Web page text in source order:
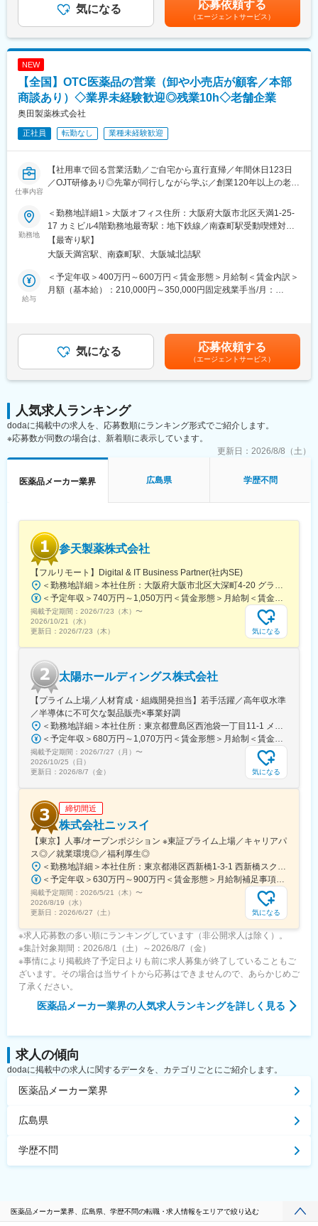
・基本土日祝休み／年3回の大型連休あり
・残業20h以内
・転居を伴う転勤はありません
■やりがい：
・最近、健康のことで困っていることがないかなど、親身にお話
を聞くことで、お客様と信頼関係を築き、お客様の健康管理に貢
献することができます。
・「この薬すごく効き目があって良かったよ。」「こないだのリ
ンゴ酢美味しかった！ちょうどまた買おうと思ってたの。来てく
れてありがとう。」など、「ありがとう」という言葉が一番のや
りがいです。
変更の範囲：会社の定める業務
※一部、新たに配置薬を置いていただくお客様への訪問がありま
す。
└配置薬は無料でおけるので、お客様も抵抗なく置いてくれる製
を身につけます。
・入社2週間～1カ月 ： 先輩社員に同行し、仕事の流れを学びま
キルを習得します。
・入社1カ月以降 ： 慣れてきたら独り立ち。既存のお客様をメイ
ンに訪問します。
★困ったら先輩社員に相談しやすい雰囲気です！
＜専門資格を取得できる＞
・入社後は、医薬品販売の専門知識を身につけるために、登録販
・資格取得後は、資格手当として給与にも反映されます。
・スケジュールに合わせて直行直帰可
・転居を伴う転勤はありません
■やりがい：
・最近、健康のことで困っていることがないかなど、親身にお話
献することができます。
ンゴ酢美味しかった！ちょうどまた買おうと思ってたの。来てく
れてありがとう。」など、「ありがとう」という言葉が一番のや
りがいです。
変更の範囲：会社の定める業務
給：年1回（4月）＜モデル給与＞※入社3年目平均基本給＋各種手
当＋業績連動給→総支給月額344,141円※業績連動給：月の予算達
成や売り上げに対して支払われます賃金はあくまでも目安の金額
であり、選考を通じて上下する可能性があります。月給(月額)は固
気になる 応募依頼する
（エージェントサービス）
NEW
【全国】OTC医薬品の営業（卸や小売店が顧客／本部
商談あり）◇業界未経験歓迎◎残業10h◇老舗企業
奥田製薬株式会社
正社員 転勤なし 業種未経験歓迎
仕事内容
【社用車で回る営業活動／ご自宅から直行直帰／年間休日123日
／OJT研修あり◎先輩が同行しながら学ぶ／創業120年以上の老舗
■業務内容：
医薬品卸やドラッグストア本部に対し、OTC医薬品の新商品提案
や販売促進施策の企画・提案営業をお任せします。
営業先は既存取引先が主となりますが、新規先開拓も積極的に行
います。
・販売促進施策の企画・提案
・本部バイヤーとの商談・関係構築
＜取扱商材＞
現在はOTC医薬品が中心で、内服固形剤（鎮痛薬など）、外用剤
（点鼻薬、虫刺され薬など）のNB品・PB品を取り扱っていま
可能性もあります。
します。
新規開拓営業をお任せします。
■入社後の流れ：
配属部署にてOJTを開始し、先輩社員との商談同行や引継ぎを通
じて、担当顧客や営業活動について理解を深めていただきます。
独り立ちの時期は一律ではなく、習熟度や経験に応じて判断する
ため、安心して業務に取り組める環境です。
担当顧客ごとに設定された目標（売上、利益）をもとに既存先や
新規先への営業活動を行っています。
目標の達成状況は評価項目の一つですが、達成率以外に、取り組
み内容も踏まえて評価しています。
会社全体としては、個人ごとに目標シートを作成し半期ごとにレ
ビューを行い役員との面談を実施しています。
■組織構成：
12名(40歳～72歳)が在籍しています。
くりを大切にしています。
また、仕事とプライベートの両立を支援し、ワークライフバラン
スを重視した働きやすい職場づくりに努めています。
変更の範囲：会社の定める業務
勤務地
＜勤務地詳細1＞大阪オフィス住所：大阪府大阪市北区天満1-25-
17 カミビル4階勤務地最寄駅：地下鉄線／南森町駅受動喫煙対
策：敷地内全面禁煙＜勤務地詳細2＞全国住所：自宅から直行直帰
です 受動喫煙対策：屋内全面禁煙変更の範囲：無
【最寄り駅】
大阪天満宮駅、南森町駅、大阪城北詰駅
給与
＜予定年収＞400万円～600万円＜賃金形態＞月給制＜賃金内訳＞
月額（基本給）：210,000円～350,000円固定残業手当/月：
給与詳細は、あくまでも目安の金額であり、選考を通じて上下す
る可能性があります。■昇給：年1回（0.50％～1.00％）■賞与：
年2回（計3ヵ月分以上）賃金はあくまでも目安の金額であり、選
考を通じて上下する可能性があります。月給(月額)は固定手当を含
気になる 応募依頼する
（エージェントサービス）
人気求人ランキング
dodaに掲載中の求人を、応募数順にランキング形式でご紹介します。
※応募数が同数の場合は、新着順に表示しています。
更新日： 2026/8/8（土）
医薬品メーカー業界 広島県 学歴不問
参天製薬株式会社
【フルリモート】Digital & IT Business Partner(社内SE)
＜勤務地詳細＞本社住所：大阪府大阪市北区大深町4-20 グランフロント大阪タワーA25F勤務地最寄駅：JR各線／大阪駅受動喫煙対策：屋内全面禁煙変更の範囲：会社の定める事業所（リモートワーク含む）
＜予定年収＞740万円～1,050万円＜賃金形態＞月給制＜賃金内訳＞月額（基本給）：540,000円～770,000円＜月給＞540,000円～770,000円＜昇給有無＞有＜残業手当＞有＜給与補足＞※経験・能力等を考慮の上、当社規定により決定します。■賞与：年1回支給■基本給改定：年1回（4月）賃金はあくまでも目安の金額であり、選考を通じて上下する可能性があります。月給(月額)は固定手当を含めた表記です。
掲載予定期間： 2026/7/23（木） 〜
2026/10/21（水）
更新日： 2026/7/23（木） 気になる
太陽ホールディングス株式会社
【プライム上場／人材育成・組織開発担当】若手活躍／高年収水準
／半導体に不可欠な製品販売×事業好調
＜勤務地詳細＞本社住所：東京都豊島区西池袋一丁目11-1 メトロポリタンプラザビル16F勤務地最寄駅：各線／池袋駅受動喫煙対策：屋内全面禁煙変更の範囲：会社の定める事業所（リモートワーク含む）
＜予定年収＞680万円～1,070万円＜賃金形態＞月給制＜賃金内訳＞月額（基本給）：335,000円～530,000円＜月給＞335,000円～530,000円＜昇給有無＞有＜残業手当＞有＜給与補足＞※年収概算には想定残業時間20時間分を含む・2025年度 全社平均残業時間：20時間・残業代全額支給（管理監督職については対象外)・賞与6か月分（2025年度実績）賃金はあくまでも目安の金額であり、選考を通じて上下する可能性があります。月給(月額)は固定手当を含めた表記です。
掲載予定期間： 2026/7/27（月） 〜
2026/10/25（日）
更新日： 2026/8/7（金） 気になる
締切間近
株式会社ニッスイ
【東京】人事/オープンポジション ※東証プライム上場／キャリアパ
ス◎／就業環境◎／福利厚生◎
＜勤務地詳細＞本社住所：東京都港区西新橋1-3-1 西新橋スクエア勤務地最寄駅：東京メトロ線／内幸町駅受動喫煙対策：屋内全面禁煙変更の範囲：会社の定める事業所（リモートワーク含む）
＜予定年収＞630万円～900万円＜賃金形態＞月給制補足事項なし＜賃金内訳＞月額（基本給）：330,000円～448,000円＜月給＞330,000円～448,000円＜昇給有無＞有＜残業手当＞有＜給与補足＞※給与詳細は、経験・経歴を考慮のうえ、決定します。■賞与：年2回（6月・12月）※2026年 度見込（ 6.0ヶ月）※時間外、法定外休日勤務をした場合は30%の割増手当支給法定休日勤務の場合は、35%の割増手当支給賃金はあくまでも目安の金額であり、選考を通じて上下する可能性があります。月給(月額)は固定手当を含めた表記です。
掲載予定期間： 2026/5/21（木） 〜
2026/8/19（水）
更新日： 2026/6/27（土） 気になる
※求人応募数の多い順にランキングしています（非公開求人は除く）。
※集計対象期間：2026/8/1（土）～2026/8/7（金）
※事情により掲載終了予定日よりも前に求人募集が終了していることもご
ざいます。その場合は当サイトから応募はできませんので、あらかじめご
了承ください。
医薬品メーカー業界の人気求人ランキングを詳しく見る
求人の傾向
dodaに掲載中の求人に関するデータを、カテゴリごとにご紹介します。
医薬品メーカー業界
広島県
学歴不問
医薬品メーカー業界、広島県、学歴不問の転職・求人情報をエリアで絞り込む